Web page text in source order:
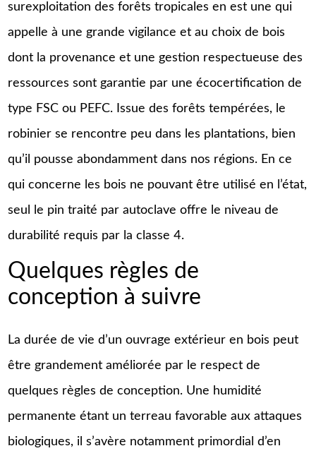
surexploitation des forêts tropicales en est une qui
appelle à une grande vigilance et au choix de bois
dont la provenance et une gestion respectueuse des
ressources sont garantie par une écocertification de
type FSC ou PEFC. Issue des forêts tempérées, le
robinier se rencontre peu dans les plantations, bien
qu’il pousse abondamment dans nos régions. En ce
qui concerne les bois ne pouvant être utilisé en l’état,
seul le pin traité par autoclave offre le niveau de
durabilité requis par la classe 4.
Quelques règles de
conception à suivre
La durée de vie d’un ouvrage extérieur en bois peut
être grandement améliorée par le respect de
quelques règles de conception. Une humidité
permanente étant un terreau favorable aux attaques
biologiques, il s’avère notamment primordial d’en